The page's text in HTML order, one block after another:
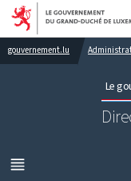
gouvernement.lu
Le
MENU
PRINCIPAL